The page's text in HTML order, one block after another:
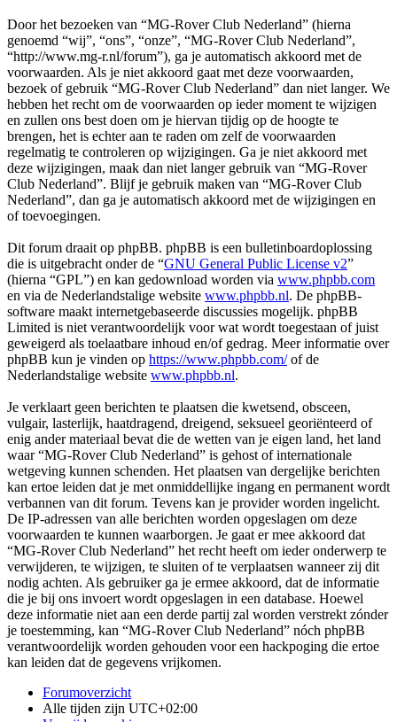
Door het bezoeken van “MG-Rover Club Nederland” (hierna
genoemd “wij”, “ons”, “onze”, “MG-Rover Club Nederland”,
“http://www.mg-r.nl/forum”), ga je automatisch akkoord met de
voorwaarden. Als je niet akkoord gaat met deze voorwaarden,
bezoek of gebruik “MG-Rover Club Nederland” dan niet langer. We
hebben het recht om de voorwaarden op ieder moment te wijzigen
en zullen ons best doen om je hiervan tijdig op de hoogte te
brengen, het is echter aan te raden om zelf de voorwaarden
regelmatig te controleren op wijzigingen. Ga je niet akkoord met
deze wijzigingen, maak dan niet langer gebruik van “MG-Rover
Club Nederland”. Blijf je gebruik maken van “MG-Rover Club
Nederland”, dan ga je automatisch akkoord met de wijzigingen en
of toevoegingen.
Dit forum draait op phpBB. phpBB is een bulletinboardoplossing
die is uitgebracht onder de “GNU General Public License v2”
(hierna “GPL”) en kan gedownload worden via www.phpbb.com
en via de Nederlandstalige website www.phpbb.nl. De phpBB-
software maakt internetgebaseerde discussies mogelijk. phpBB
Limited is niet verantwoordelijk voor wat wordt toegestaan of juist
geweigerd als toelaatbare inhoud en/of gedrag. Meer informatie over
phpBB kun je vinden op https://www.phpbb.com/of de
Nederlandstalige website www.phpbb.nl.
Je verklaart geen berichten te plaatsen die kwetsend, obsceen,
vulgair, lasterlijk, haatdragend, dreigend, seksueel georiënteerd of
enig ander materiaal bevat die de wetten van je eigen land, het land
waar “MG-Rover Club Nederland” is gehost of internationale
wetgeving kunnen schenden. Het plaatsen van dergelijke berichten
kan ertoe leiden dat je met onmiddellijke ingang en permanent wordt
verbannen van dit forum. Tevens kan je provider worden ingelicht.
De IP-adressen van alle berichten worden opgeslagen om deze
voorwaarden te kunnen waarborgen. Je gaat er mee akkoord dat
“MG-Rover Club Nederland” het recht heeft om ieder onderwerp te
verwijderen, te wijzigen, te sluiten of te verplaatsen wanneer zij dit
nodig achten. Als gebruiker ga je ermee akkoord, dat de informatie
die je bij ons invoert wordt opgeslagen in een database. Hoewel
deze informatie niet aan een derde partij zal worden verstrekt zónder
je toestemming, kan “MG-Rover Club Nederland” nóch phpBB
verantwoordelijk worden gehouden voor een hackpoging die ertoe
kan leiden dat de gegevens vrijkomen.
Forumoverzicht
Alle tijden zijn UTC+02:00